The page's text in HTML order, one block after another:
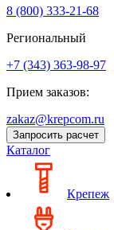
8 (800) 333‑21-68
Региональный
+7 (343) 363-98-97
Прием заказов:
zakaz@krepcom.ru
Запросить расчет
Каталог
Крепеж